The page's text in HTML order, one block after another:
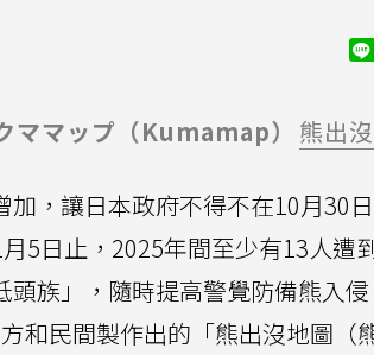
マップ（Kumamap） 熊出
，讓日本政府不得不在10月30
5日止，2025年間至少有13人遭
頭族」，隨時提高警覺防備熊入
和民間製作出的「熊出沒地圖（